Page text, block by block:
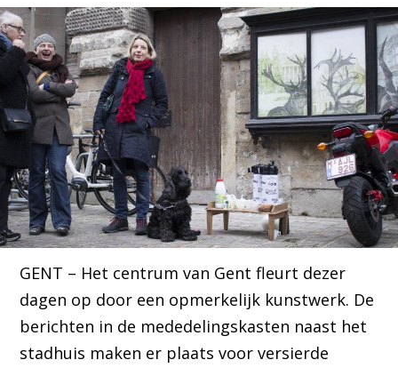
GENT – Het centrum van Gent fleurt dezer
dagen op door een opmerkelijk kunstwerk. De
berichten in de mededelingskasten naast het
stadhuis maken er plaats voor versierde